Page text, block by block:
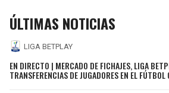
ÚLTIMAS NOTICIAS
LIGA BETPLAY
EN DIRECTO | MERCADO DE FICHAJES, LIGA
TRANSFERENCIAS DE JUGADORES EN EL